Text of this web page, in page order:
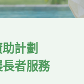
計劃
長者服務